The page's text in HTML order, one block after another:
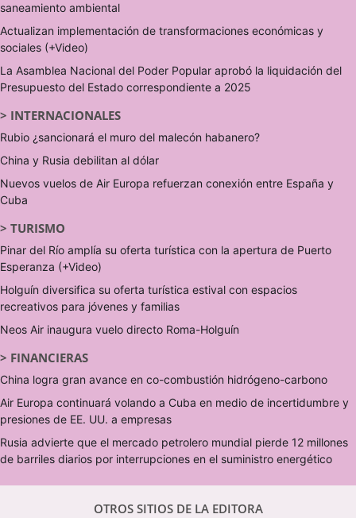
saneamiento ambiental
Actualizan implementación de transformaciones económicas y
sociales (+Video)
La Asamblea Nacional del Poder Popular aprobó la liquidación del
Presupuesto del Estado correspondiente a 2025
> INTERNACIONALES
Rubio ¿sancionará el muro del malecón habanero?
China y Rusia debilitan al dólar
Nuevos vuelos de Air Europa refuerzan conexión entre España y
Cuba
> TURISMO
Pinar del Río amplía su oferta turística con la apertura de Puerto
Esperanza (+Video)
Holguín diversifica su oferta turística estival con espacios
recreativos para jóvenes y familias
Neos Air inaugura vuelo directo Roma-Holguín
> FINANCIERAS
China logra gran avance en co-combustión hidrógeno-carbono
Air Europa continuará volando a Cuba en medio de incertidumbre y
presiones de EE. UU. a empresas
Rusia advierte que el mercado petrolero mundial pierde 12 millones
de barriles diarios por interrupciones en el suministro energético
OTROS SITIOS DE LA EDITORA